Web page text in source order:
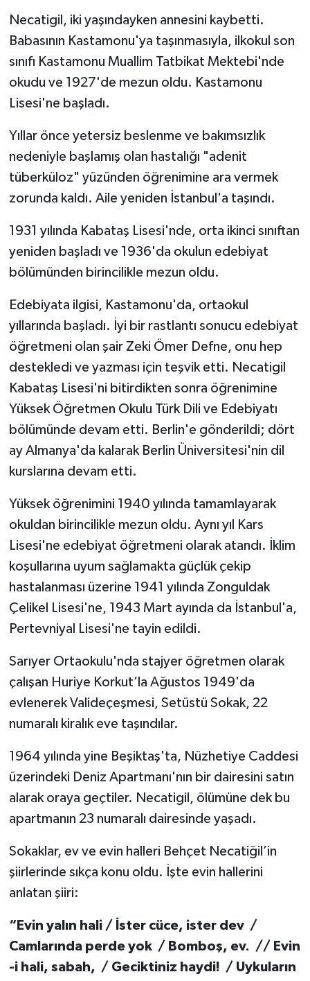
Necatigil, iki yaşındayken annesini kaybetti.
Babasının Kastamonu'ya taşınmasıyla, ilkokul son
sınıfı Kastamonu Muallim Tatbikat Mektebi'nde
okudu ve 1927'de mezun oldu. Kastamonu
Lisesi'ne başladı.
Yıllar önce yetersiz beslenme ve bakımsızlık
nedeniyle başlamış olan hastalığı "adenit
tüberküloz" yüzünden öğrenimine ara vermek
zorunda kaldı. Aile yeniden İstanbul'a taşındı.
1931 yılında Kabataş Lisesi'nde, orta ikinci sınıftan
yeniden başladı ve 1936'da okulun edebiyat
bölümünden birincilikle mezun oldu.
Edebiyata ilgisi, Kastamonu'da, ortaokul
yıllarında başladı. İyi bir rastlantı sonucu edebiyat
öğretmeni olan şair Zeki Ömer Defne, onu hep
destekledi ve yazması için teşvik etti. Necatigil
Kabataş Lisesi'ni bitirdikten sonra öğrenimine
Yüksek Öğretmen Okulu Türk Dili ve Edebiyatı
bölümünde devam etti. Berlin'e gönderildi; dört
ay Almanya'da kalarak Berlin Üniversitesi'nin dil
kurslarına devam etti.
Yüksek öğrenimini 1940 yılında tamamlayarak
okuldan birincilikle mezun oldu. Aynı yıl Kars
Lisesi'ne edebiyat öğretmeni olarak atandı. İklim
koşullarına uyum sağlamakta güçlük çekip
hastalanması üzerine 1941 yılında Zonguldak
Çelikel Lisesi'ne, 1943 Mart ayında da İstanbul'a,
Pertevniyal Lisesi'ne tayin edildi.
Sarıyer Ortaokulu'nda stajyer öğretmen olarak
çalışan Huriye Korkut’la Ağustos 1949'da
evlenerek Valideçeşmesi, Setüstü Sokak, 22
numaralı kiralık eve taşındılar.
1964 yılında yine Beşiktaş'ta, Nüzhetiye Caddesi
üzerindeki Deniz Apartmanı'nın bir dairesini satın
alarak oraya geçtiler. Necatigil, ölümüne dek bu
apartmanın 23 numaralı dairesinde yaşadı.
Sokaklar, ev ve evin halleri Behçet Necatiğil’in
şiirlerinde sıkça konu oldu. İşte evin hallerini
anlatan şiiri:
“Evin yalın hali / İster cüce, ister dev /
Camlarında perde yok / Bomboş, ev. // Evin
-i hali, sabah, / Geciktiniz haydi! / Uykuların